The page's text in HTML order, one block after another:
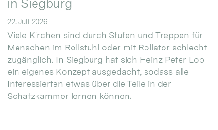
in Siegburg
22. Juli 2026
Viele Kirchen sind durch Stufen und Treppen für
Menschen im Rollstuhl oder mit Rollator schlecht
zugänglich. In Siegburg hat sich Heinz Peter Lob
ein eigenes Konzept ausgedacht, sodass alle
Interessierten etwas über die Teile in der
Schatzkammer lernen können.